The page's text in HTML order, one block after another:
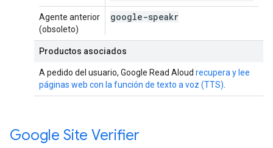
Agente anterior
(obsoleto)
google-speakr
Productos asociados
A pedido del usuario, Google Read Aloud recupera y lee
páginas web con la función de texto a voz (TTS)
Google Site Verifier